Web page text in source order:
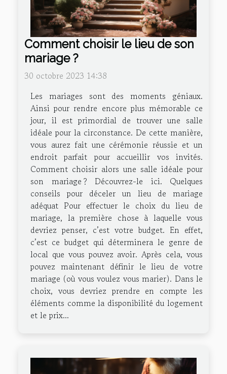
Comment choisir le lieu de son
mariage ?
30 octobre 2023 14:38
Les mariages sont des moments géniaux.
Ainsi pour rendre encore plus mémorable ce
jour, il est primordial de trouver une salle
idéale pour la circonstance. De cette manière,
vous aurez fait une cérémonie réussie et un
endroit parfait pour accueillir vos invités.
Comment choisir alors une salle idéale pour
son mariage ? Découvrez-le ici. Quelques
conseils pour déceler un lieu de mariage
adéquat Pour effectuer le choix du lieu de
mariage, la première chose à laquelle vous
devriez penser, c’est votre budget. En effet,
c’est ce budget qui déterminera le genre de
local que vous pouvez avoir. Après cela, vous
pouvez maintenant définir le lieu de votre
mariage (où vous voulez vous marier). Dans le
choix, vous devriez prendre en compte les
éléments comme la disponibilité du logement
et le prix...